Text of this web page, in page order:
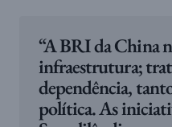
“A BRI da China
infraestrutura;
dependência,
política. As